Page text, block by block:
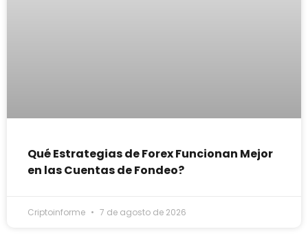
Qué Estrategias de Forex Funcionan Mejor
en las Cuentas de Fondeo?
Criptoinforme 7 de agosto de 2026